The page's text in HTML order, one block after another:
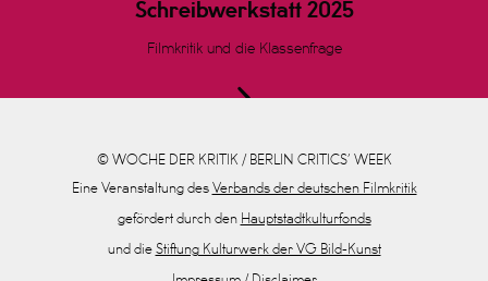
Schreibwerkstatt 2025
Filmkritik und die Klassenfrage
© WOCHE DER KRITIK / BERLIN CRITICS’ WEEK
Eine Veranstaltung des Verbands der deutschen Filmkritik
gefördert durch den Hauptstadtkulturfonds
und die Stiftung Kulturwerk der VG Bild-Kunst